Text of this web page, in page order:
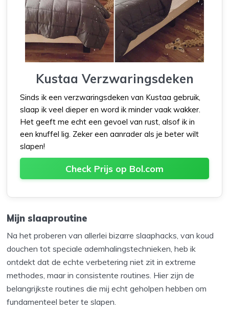
Kustaa Verzwaringsdeken
Sinds ik een verzwaringsdeken van Kustaa gebruik,
slaap ik veel dieper en word ik minder vaak wakker.
Het geeft me echt een gevoel van rust, alsof ik in
een knuffel lig. Zeker een aanrader als je beter wilt
slapen!
Check Prijs op Bol.com
Mijn slaaproutine
Na het proberen van allerlei bizarre slaaphacks, van koud
douchen tot speciale ademhalingstechnieken, heb ik
ontdekt dat de echte verbetering niet zit in extreme
methodes, maar in consistente routines. Hier zijn de
belangrijkste routines die mij echt geholpen hebben om
fundamenteel beter te slapen.